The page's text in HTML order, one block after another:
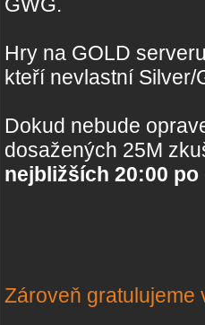
Hry na GOLD
kteří nevlastní Silver/
Dokud nebude
dosažených 25M
nejbližších 20:00
Zároveň gratulujeme